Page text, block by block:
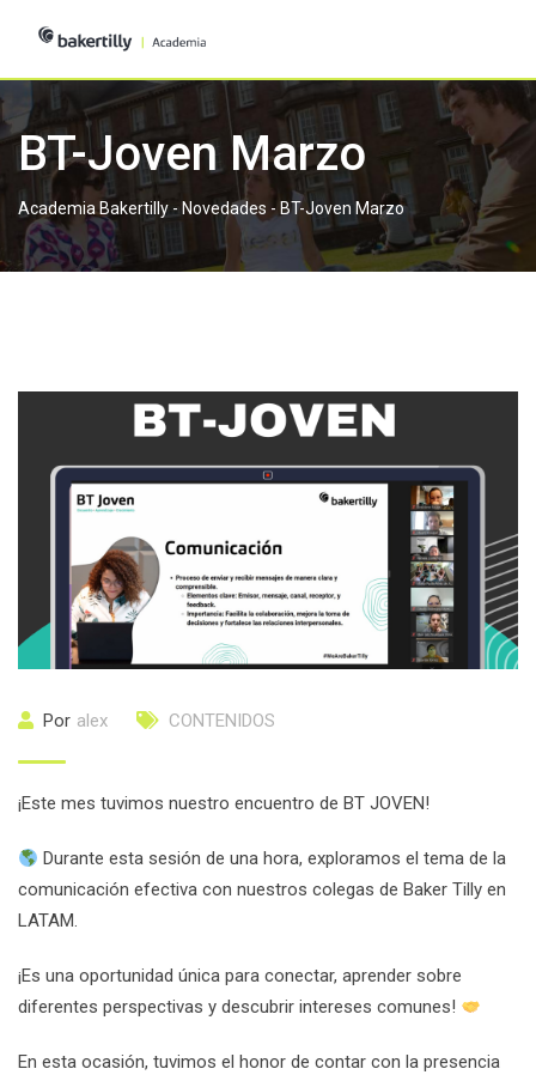
content
BT-Joven Marzo
Academia Bakertilly - Novedades - BT-Joven Marzo
Por alex CONTENIDOS
¡Este mes tuvimos nuestro encuentro de BT JOVEN!
Durante esta sesión de una hora, exploramos el tema de la
comunicación efectiva con nuestros colegas de Baker Tilly en
LATAM.
¡Es una oportunidad única para conectar, aprender sobre
diferentes perspectivas y descubrir intereses comunes!
En esta ocasión, tuvimos el honor de contar con la presencia